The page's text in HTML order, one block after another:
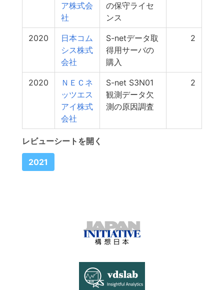
ア株式会
社
の保守ライセ
ンス
2020
日本コム
シス株式
会社
S-netデータ取
得用サーバの
購入
2
2020
ＮＥＣネ
ッツエス
アイ株式
会社
S-net S3N01
観測データ欠
測の原因調査
2
レビューシートを開く
2021